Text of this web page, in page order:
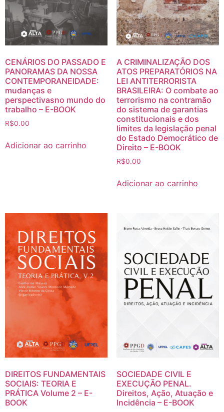
CENÁRIOS DO PASSADO E
PANORAMAS DA NOSSA
CONTEMPORANEIDADE:
mudanças e
perspectivasno mundo do
trabalho – E-BOOK
R$0.00
Adicionar ao carrinho
A CRIMINALIZAÇÃO DOS
ATOS PREPARATÓRIOS NA
LEI ANTITERRORISTA
BRASILEIRA: O combate ao
terrorismo na contramão
do sistema de garantias
constitucionais e dos
limites da legislação penal
do Estado Democrático de
Direito – E-BOOK
R$0.00
Adicionar ao carrinho
DIREITOS FUNDAMENTAIS
SOCIAIS: TEORIA E
PRÁTICA Volume 2 – E-
BOOK
SOCIEDADE CIVIL E
EXECUÇÃO PENAL.
Direitos, Ação, Atuação e
Incidência – E-BOOK